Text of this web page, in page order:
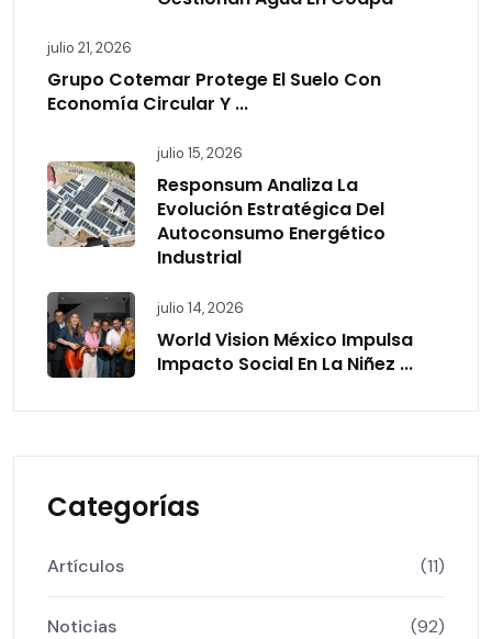
julio 21, 2026
Grupo Cotemar Protege El Suelo Con
Economía Circular Y ...
julio 15, 2026
Responsum Analiza La
Evolución Estratégica Del
Autoconsumo Energético
Industrial
julio 14, 2026
World Vision México Impulsa
Impacto Social En La Niñez ...
Categorías
Artículos (11)
Noticias (92)